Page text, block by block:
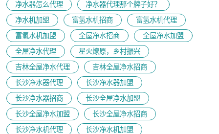
净水器怎么代理
净水器代理那个牌子好？
净水机加盟
富氢水机招商
富氢水机代理
富氢水机加盟
全屋净水招商
全屋净水加盟
全屋净水代理
星火燎原，乡村振兴
吉林全屋净水代理
吉林全屋净水招商
长沙净水器代理
长沙净水器加盟
长沙净水器招商
长沙全屋净水加盟
长沙全屋净水加盟
长沙全屋净水招商
长沙净水机代理
长沙净水机加盟